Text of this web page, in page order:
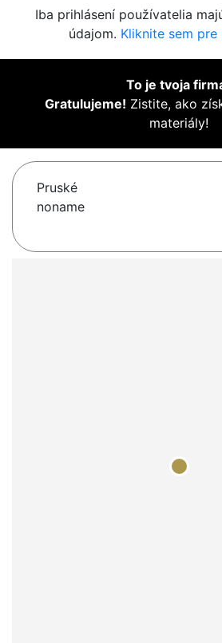
Iba prihlásení používatelia
údajom. Kliknite sem pre
To je tvoja
Gratulujeme! Zistite, ako
materiály!
Pruské
noname